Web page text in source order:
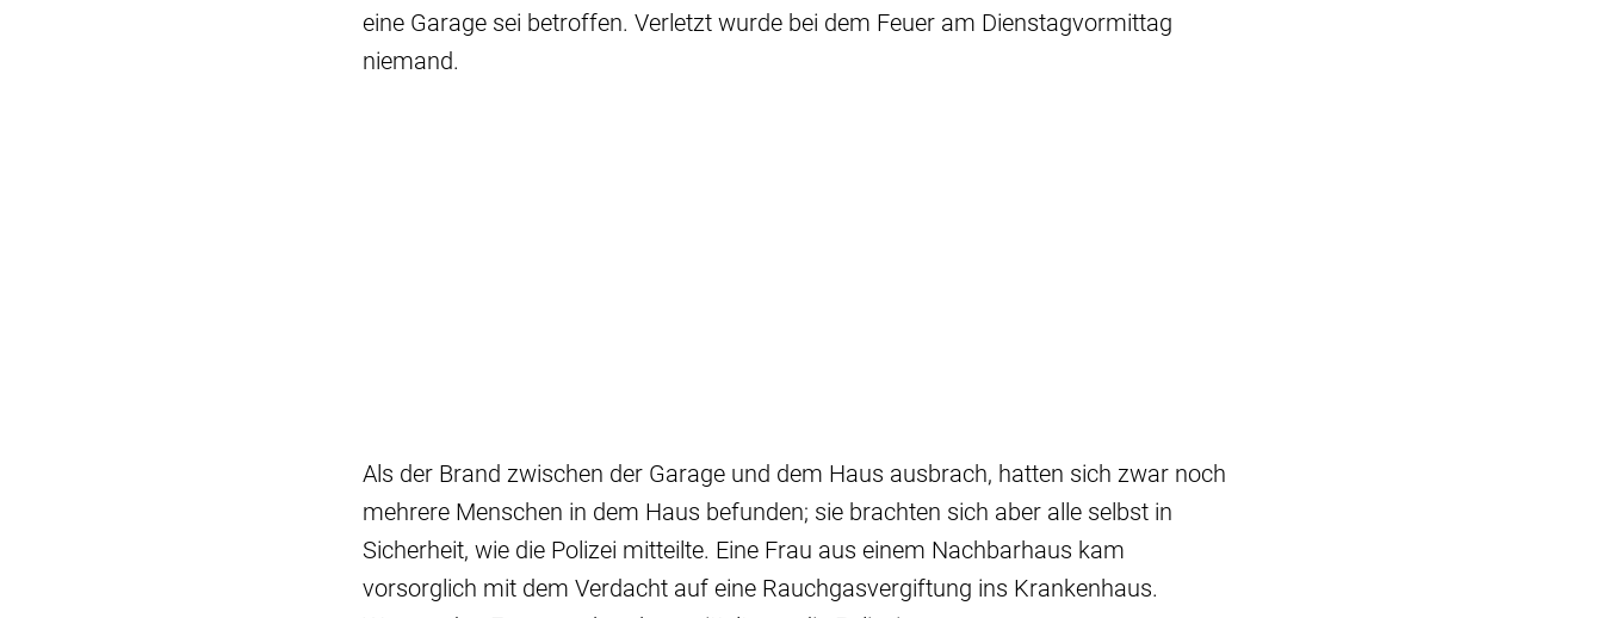
eine Garage sei betroffen. Verletzt wurde bei dem Feuer am Dienstagvormittag
niemand.
Als der Brand zwischen der Garage und dem Haus ausbrach, hatten sich zwar noch
mehrere Menschen in dem Haus befunden; sie brachten sich aber alle selbst in
Sicherheit, wie die Polizei mitteilte. Eine Frau aus einem Nachbarhaus kam
vorsorglich mit dem Verdacht auf eine Rauchgasvergiftung ins Krankenhaus.